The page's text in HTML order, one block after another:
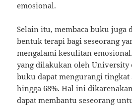
emosional.
Selain itu, membaca buku juga
bentuk terapi bagi seseorang
mengalami kesulitan
yang dilakukan oleh University
buku dapat mengurangi tingkat
hingga 68%. Hal ini
dapat membantu seseorang